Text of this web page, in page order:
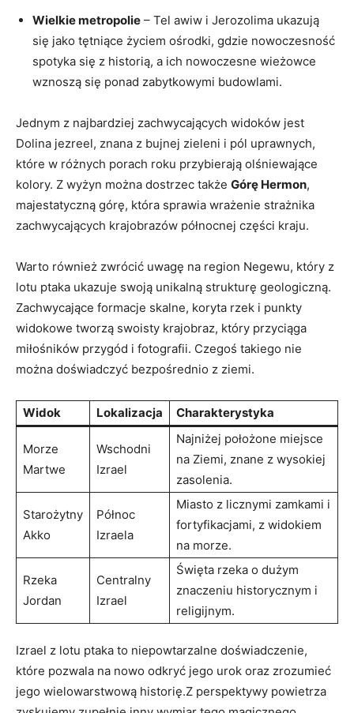
Wielkie metropolie – Tel awiw i Jerozolima ukazują
się jako tętniące życiem ośrodki, gdzie nowoczesność
spotyka się z historią, a ich nowoczesne wieżowce
wznoszą się ponad zabytkowymi budowlami.
Jednym z najbardziej zachwycających widoków jest
Dolina jezreel, znana z bujnej zieleni i pól uprawnych,
które w różnych porach roku przybierają olśniewające
kolory. Z wyżyn można dostrzec także Górę Hermon,
majestatyczną górę, która sprawia wrażenie strażnika
zachwycających krajobrazów północnej części kraju.
Warto również zwrócić uwagę na region Negewu, który z
lotu ptaka ukazuje swoją unikalną strukturę geologiczną.
Zachwycające formacje skalne, koryta rzek i punkty
widokowe tworzą swoisty krajobraz, który przyciąga
miłośników przygód i fotografii. Czegoś takiego nie
można doświadczyć bezpośrednio z ziemi.
Widok Lokalizacja Charakterystyka
Morze
Martwe
Wschodni
Izrael
Najniżej położone miejsce
na Ziemi, znane z wysokiej
zasolenia.
Starożytny
Akko
Północ
Izraela
Miasto z licznymi zamkami i
fortyfikacjami, z widokiem
na morze.
Rzeka
Jordan
Centralny
Izrael
Święta rzeka o dużym
znaczeniu historycznym i
religijnym.
Izrael z lotu ptaka to niepowtarzalne doświadczenie,
które pozwala na nowo odkryć jego urok oraz zrozumieć
jego wielowarstwową historię.Z perspektywy powietrza